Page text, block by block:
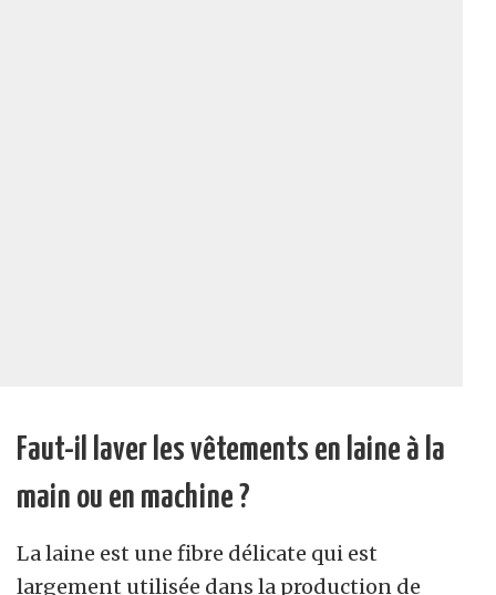
Faut-il laver les vêtements en laine à la
main ou en machine ?
La laine est une fibre délicate qui est
largement utilisée dans la production de